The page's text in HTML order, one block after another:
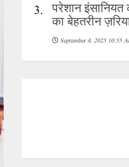
3. परेशान इंसानियत
का बेहतरीन
September 4, 2025 10:55